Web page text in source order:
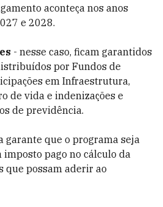
aconteça nos anos
e 2028.
- nesse caso, ficam garantidos
por Fundos de
em Infraestrutura,
de vida e indenizações e
de previdência.
garante que o programa seja
pago no cálculo da
que possam aderir ao